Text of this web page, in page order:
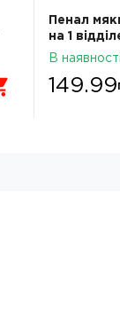
Пенал
на 1
темно-
В наявності
149.99